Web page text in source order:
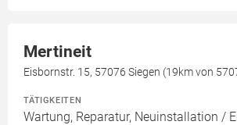
Mertineit
Eisbornstr. 15, 57076 Siegen (19km von
TÄTIGKEITEN
Wartung, Reparatur, Neuinstallation /